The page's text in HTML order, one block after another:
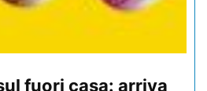
fuori casa: arriva